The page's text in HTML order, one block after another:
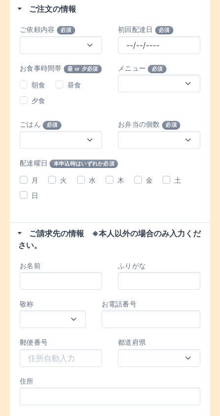
ご注文の情報
ご依頼内容 必須 初回配達日 必須
お食事時間帯 昼 or 夕必須
朝食
昼食
夕食
メニュー 必須
ごはん 必須 お弁当の個数 必須
配達曜日 本申込時はいずれか必須
月 火 水 木 金
土
日
ご請求先の情報 ※本人以外の場合のみ入力くだ
さい。
お名前 ふりがな
敬称 お電話番号
郵便番号 都道府県
住所